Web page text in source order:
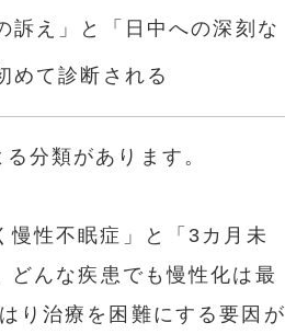
訴え」と「日中への深刻な
めて診断される
分類があります。
慢性不眠症」と「3カ月未
どんな疾患でも慢性化は最
り治療を困難にする要因が